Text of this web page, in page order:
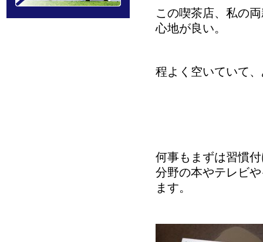
この喫茶店、私の
心地が良い。
程よく空いていて
何事もまずは習慣
分野の本やテレビ
ます。